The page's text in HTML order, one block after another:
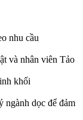
nhu cầu
và nhân viên Tảo
khối
ngành dọc để đảm